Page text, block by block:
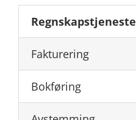
Regnskapstjeneste
Fakturering
Bokføring